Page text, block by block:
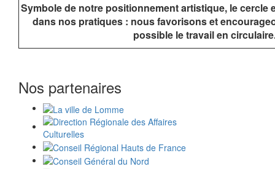
Symbole de notre positionnement artistique, le cercle
dans nos pratiques : nous favorisons et
possible le travail en
Nos partenaires